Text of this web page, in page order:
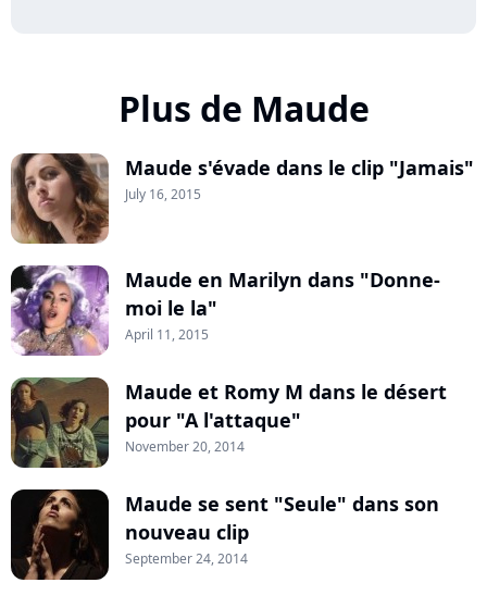
Plus de Maude
Maude s'évade dans le clip "Jamais"
July 16, 2015
Maude en Marilyn dans "Donne-
moi le la"
April 11, 2015
Maude et Romy M dans le désert
pour "A l'attaque"
November 20, 2014
Maude se sent "Seule" dans son
nouveau clip
September 24, 2014